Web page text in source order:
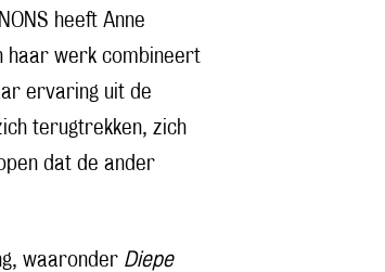
heeft Anne
haar werk combineert
ervaring uit de
terugtrekken, zich
dat de ander
waaronder Diepe